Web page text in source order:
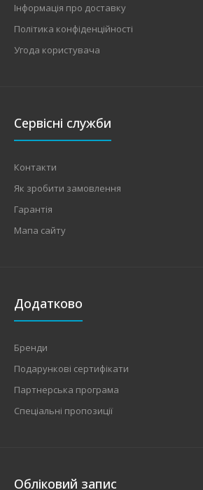
Інформація про доставку
Політика конфіденційності
Угода користувача
Сервісні служби
Контакти
Як зробити замовлення
Гарантія
Мапа сайту
Додатково
Бренди
Подарункові сертифікати
Партнерська програма
Спеціальні пропозиції
Обліковий запис